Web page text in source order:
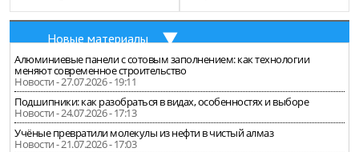
Новые материалы
Алюминиевые панели с сотовым заполнением: как технологии
меняют современное строительство
Новости - 27.07.2026 - 19:11
Подшипники: как разобраться в видах, особенностях и выборе
Новости - 24.07.2026 - 17:13
Учёные превратили молекулы из нефти в чистый алмаз
Новости - 21.07.2026 - 17:03